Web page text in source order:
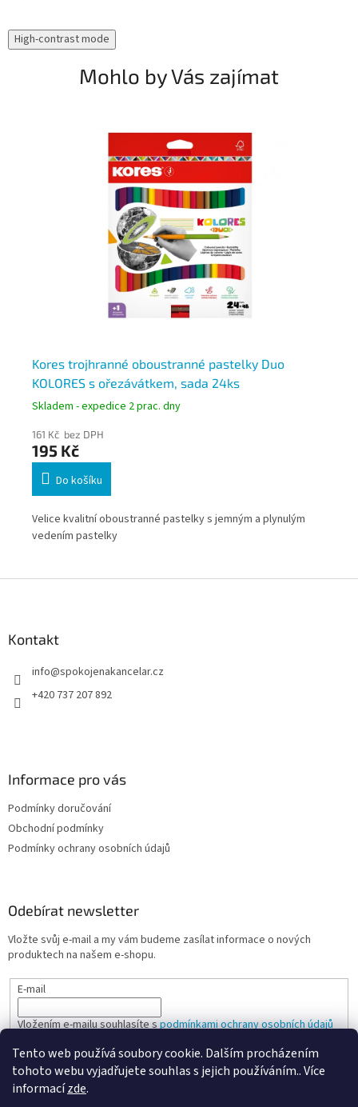
Tento web používá soubory cookie. Dalším procházením
tohoto webu vyjadřujete souhlas s jejich používáním.. Více
informacízde.
High-contrast mode
Mohlo by Vás zajímat
Kores trojhranné oboustranné pastelky Duo
KOLORES s ořezávátkem, sada 24ks
Skladem - expedice 2 prac. dny
161 Kč bez DPH
195 Kč
Do košíku
Velice kvalitní oboustranné pastelky s jemným a plynulým
vedením pastelky
Kontakt
info@spokojenakancelar.cz
+420 737 207 892
Informace pro vás
Podmínky doručování
Obchodní podmínky
Podmínky ochrany osobních údajů
Odebírat newsletter
Vložte svůj e-mail a my vám budeme zasílat informace o nových
produktech na našem e-shopu.
E-mail
Vložením e-mailu souhlasíte spodmínkami ochrany osobních údajů
PŘIHLÁSIT SE